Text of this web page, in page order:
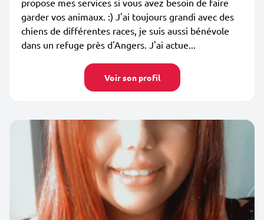
propose mes services si vous avez besoin de faire
garder vos animaux. :) J'ai toujours grandi avec des
chiens de différentes races, je suis aussi bénévole
dans un refuge près d'Angers. J'ai actue...
Voir son profil